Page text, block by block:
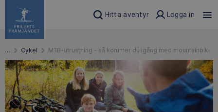
Hitta äventyr Logga in
… Cykel MTB-utrustning - så kommer du igång med mountainbike